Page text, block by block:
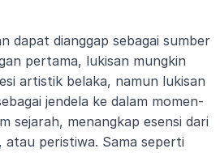
dapat dianggap sebagai sumber
pertama, lukisan mungkin
artistik belaka, namun lukisan
jendela ke dalam momen-
sejarah, menangkap esensi dari
peristiwa. Sama seperti